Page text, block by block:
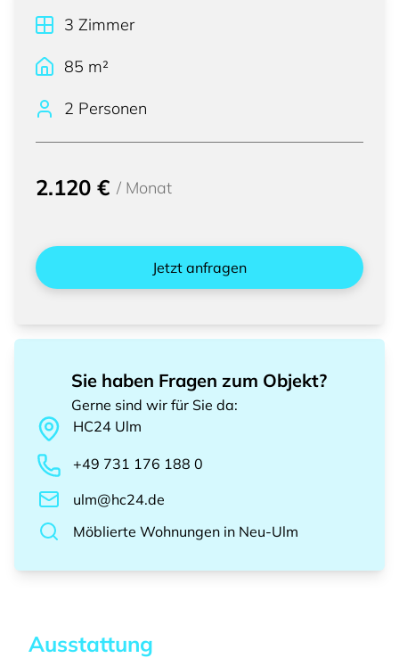
3 Zimmer
85 m²
2 Personen
2.120 € / Monat
Jetzt anfragen
Sie haben Fragen zum Objekt?
Gerne sind wir für Sie da:
HC24 Ulm
+49 731 176 188 0
ulm@hc24.de
Möblierte Wohnungen in Neu-Ulm
Ausstattung